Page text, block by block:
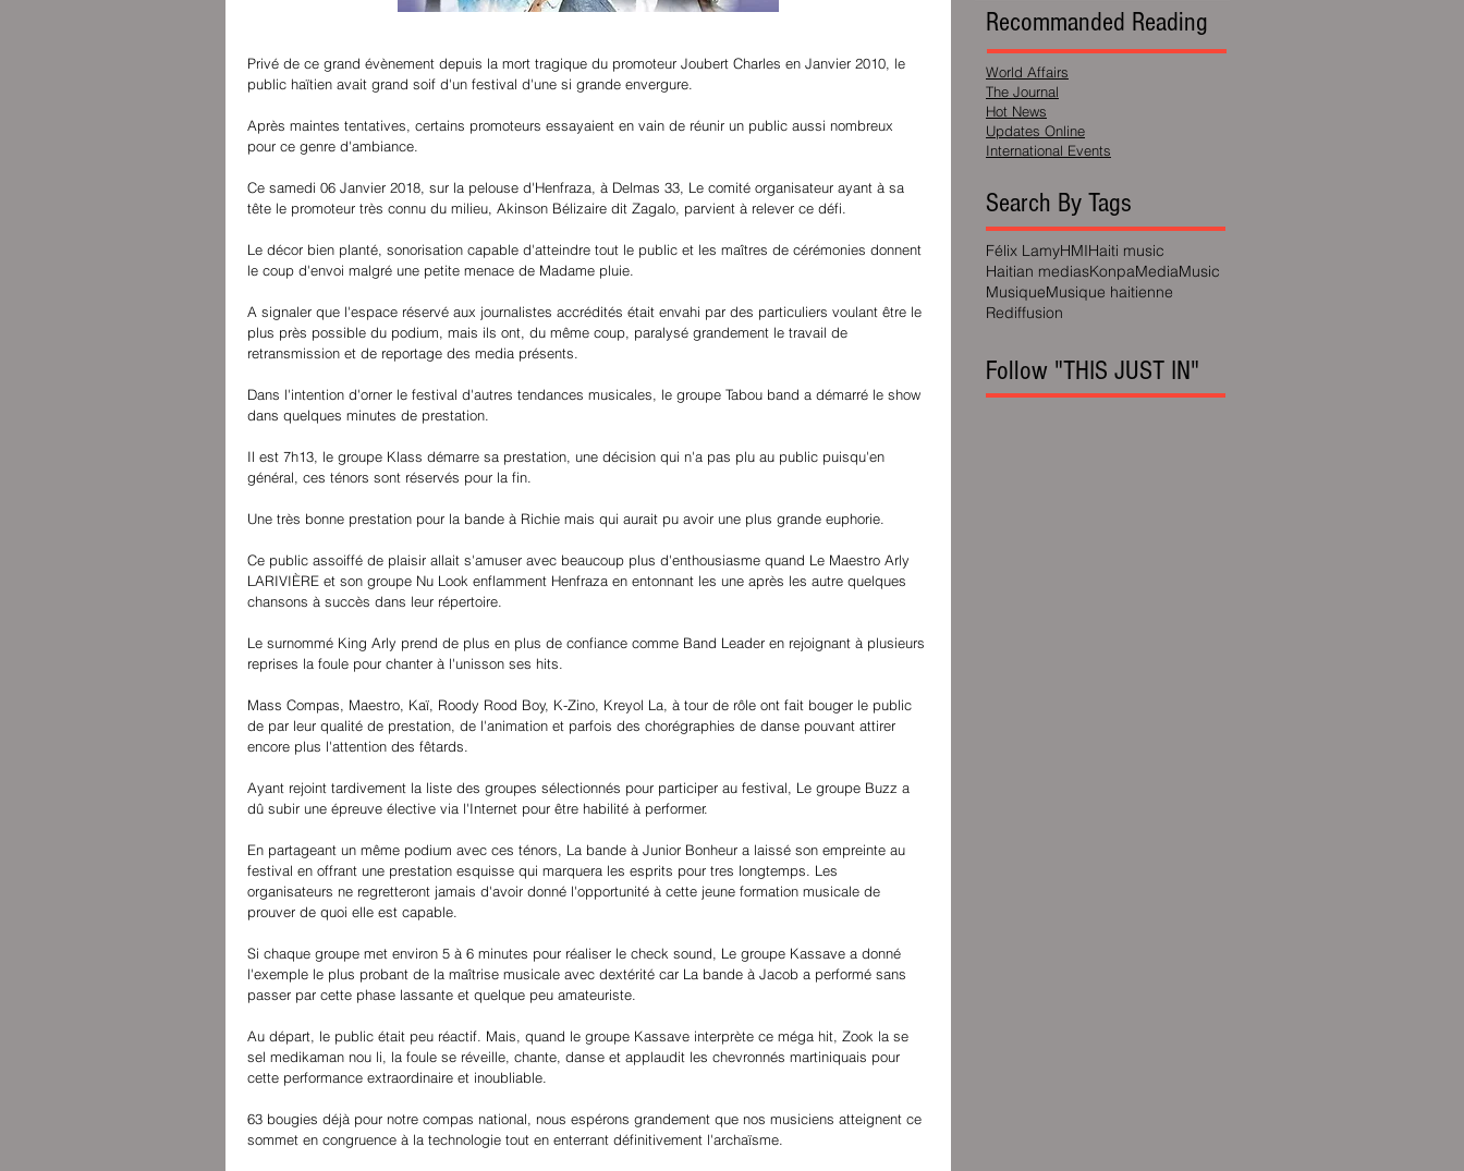
Privé de ce grand évènement depuis la mort tragique du promoteur Joubert Charles en Janvier 2010, le
public haïtien avait grand soif d'un festival d'une si grande envergure.
Après maintes tentatives, certains promoteurs essayaient en vain de réunir un public aussi nombreux
pour ce genre d'ambiance.
Ce samedi 06 Janvier 2018, sur la pelouse d'Henfraza, à Delmas 33, Le comité organisateur ayant à sa
tête le promoteur très connu du milieu, Akinson Bélizaire dit Zagalo, parvient à relever ce défi.
Le décor bien planté, sonorisation capable d'atteindre tout le public et les maîtres de cérémonies donnent
le coup d'envoi malgré une petite menace de Madame pluie.
A signaler que l'espace réservé aux journalistes accrédités était envahi par des particuliers voulant être le
plus près possible du podium, mais ils ont, du même coup, paralysé grandement le travail de
retransmission et de reportage des media présents.
Dans l'intention d'orner le festival d'autres tendances musicales, le groupe Tabou band a démarré le show
dans quelques minutes de prestation.
Il est 7h13, le groupe Klass démarre sa prestation, une décision qui n'a pas plu au public puisqu'en
général, ces ténors sont réservés pour la fin.
Une très bonne prestation pour la bande à Richie mais qui aurait pu avoir une plus grande euphorie.
Ce public assoiffé de plaisir allait s'amuser avec beaucoup plus d'enthousiasme quand Le Maestro Arly
LARIVIÈRE et son groupe Nu Look enflamment Henfraza en entonnant les une après les autre quelques
chansons à succès dans leur répertoire.
Le surnommé King Arly prend de plus en plus de confiance comme Band Leader en rejoignant à plusieurs
reprises la foule pour chanter à l'unisson ses hits.
Mass Compas, Maestro, Kaï, Roody Rood Boy, K-Zino, Kreyol La, à tour de rôle ont fait bouger le public
de par leur qualité de prestation, de l'animation et parfois des chorégraphies de danse pouvant attirer
encore plus l'attention des fêtards.
Ayant rejoint tardivement la liste des groupes sélectionnés pour participer au festival, Le groupe Buzz a
dû subir une épreuve élective via l'Internet pour être habilité à performer.
En partageant un même podium avec ces ténors, La bande à Junior Bonheur a laissé son empreinte au
festival en offrant une prestation esquisse qui marquera les esprits pour tres longtemps. Les
organisateurs ne regretteront jamais d'avoir donné l'opportunité à cette jeune formation musicale de
prouver de quoi elle est capable.
Si chaque groupe met environ 5 à 6 minutes pour réaliser le check sound, Le groupe Kassave a donné
l'exemple le plus probant de la maîtrise musicale avec dextérité car La bande à Jacob a performé sans
passer par cette phase lassante et quelque peu amateuriste.
Au départ, le public était peu réactif. Mais, quand le groupe Kassave interprète ce méga hit, Zook la se
sel medikaman nou li, la foule se réveille, chante, danse et applaudit les chevronnés martiniquais pour
cette performance extraordinaire et inoubliable.
63 bougies déjà pour notre compas national, nous espérons grandement que nos musiciens atteignent ce
sommet en congruence à la technologie tout en enterrant définitivement l'archaïsme.
Recommanded Reading
World Affairs
The Journal
Hot News
Updates Online
International Events
Search By Tags
Félix LamyHMIHaiti music
Haitian mediasKonpaMediaMusic
MusiqueMusique haitienne
Rediffusion
Follow "THIS JUST IN"